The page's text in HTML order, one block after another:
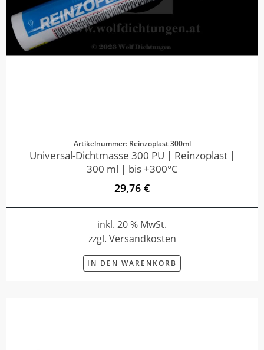
Artikelnummer: Reinzoplast 300ml
Universal-Dichtmasse 300 PU | Reinzoplast |
300 ml | bis +300°C
29,76 €
inkl. 20 % MwSt.
zzgl. Versandkosten
IN DEN WARENKORB